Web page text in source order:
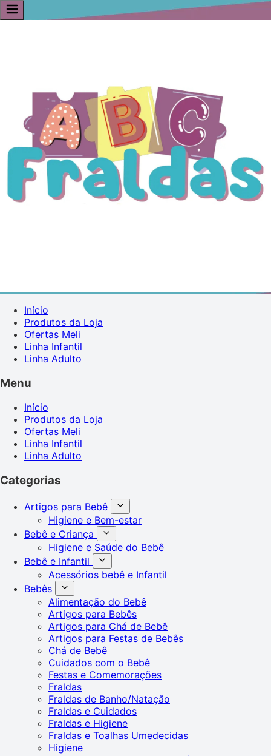
Início
Produtos da Loja
Ofertas Meli
Linha Infantil
Linha Adulto
Menu
Início
Produtos da Loja
Ofertas Meli
Linha Infantil
Linha Adulto
Categorias
Artigos para Bebê
Higiene e Bem-estar
Bebê e Criança
Higiene e Saúde do Bebê
Bebê e Infantil
Acessórios bebê e Infantil
Bebês
Alimentação do Bebê
Artigos para Bebês
Artigos para Chá de Bebê
Artigos para Festas de Bebês
Chá de Bebê
Cuidados com o Bebê
Festas e Comemorações
Fraldas
Fraldas de Banho/Natação
Fraldas e Cuidados
Fraldas e Higiene
Fraldas e Toalhas Umedecidas
Higiene